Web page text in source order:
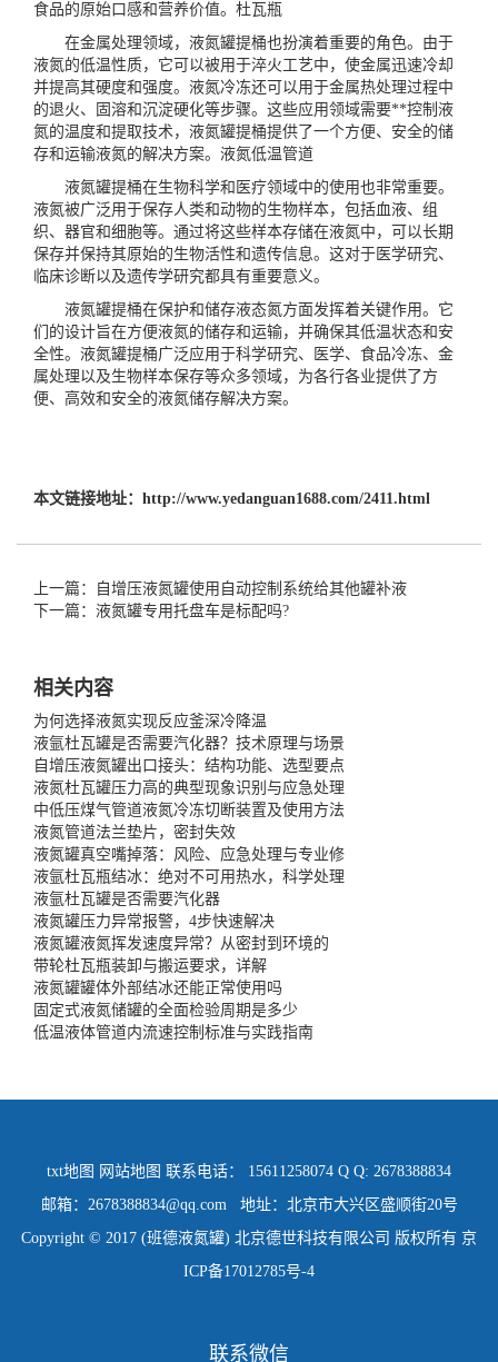
食品的原始口感和营养价值。 杜瓦瓶
在金属处理领域，液氮罐提桶也扮演着重要的角色。由于
液氮的低温性质，它可以被用于淬火工艺中，使金属迅速冷却
并提高其硬度和强度。液氮冷冻还可以用于金属热处理过程中
的退火、固溶和沉淀硬化等步骤。这些应用领域需要**控制液
氮的温度和提取技术，液氮罐提桶提供了一个方便、安全的储
存和运输液氮的解决方案。 液氮低温管道
液氮罐提桶在生物科学和医疗领域中的使用也非常重要。
液氮被广泛用于保存人类和动物的生物样本，包括血液、组
织、器官和细胞等。通过将这些样本存储在液氮中，可以长期
保存并保持其原始的生物活性和遗传信息。这对于医学研究、
临床诊断以及遗传学研究都具有重要意义。
液氮罐提桶在保护和储存液态氮方面发挥着关键作用。它
们的设计旨在方便液氮的储存和运输，并确保其低温状态和安
全性。液氮罐提桶广泛应用于科学研究、医学、食品冷冻、金
属处理以及生物样本保存等众多领域，为各行各业提供了方
便、高效和安全的液氮储存解决方案。
本文链接地址： http://www.yedanguan1688.com/2411.html
上一篇：自增压液氮罐使用自动控制系统给其他罐补液
下一篇：液氮罐专用托盘车是标配吗?
相关内容
为何选择液氮实现反应釜深冷降温
液氩杜瓦罐是否需要汽化器？技术原理与场景
自增压液氮罐出口接头：结构功能、选型要点
液氮杜瓦罐压力高的典型现象识别与应急处理
中低压煤气管道液氮冷冻切断装置及使用方法
液氮管道法兰垫片，密封失效
液氮罐真空嘴掉落：风险、应急处理与专业修
液氩杜瓦瓶结冰：绝对不可用热水，科学处理
液氩杜瓦罐是否需要汽化器
液氮罐压力异常报警，4步快速解决
液氮罐液氮挥发速度异常？从密封到环境的
带轮杜瓦瓶装卸与搬运要求，详解
液氮罐罐体外部结冰还能正常使用吗
固定式液氮储罐的全面检验周期是多少
低温液体管道内流速控制标准与实践指南
txt地图 网站地图 联系电话： 15611258074 Q Q: 2678388834
邮箱：2678388834@qq.com 地址：北京市大兴区盛顺街20号
Copyright © 2017 (班德液氮罐) 北京德世科技有限公司 版权所有 京
ICP备17012785号-4
联系微信